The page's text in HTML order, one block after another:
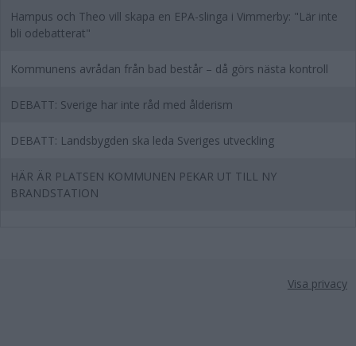
Hampus och Theo vill skapa en EPA-slinga i Vimmerby: "Lär inte
bli odebatterat"
Kommunens avrådan från bad består – då görs nästa kontroll
DEBATT: Sverige har inte råd med ålderism
DEBATT: Landsbygden ska leda Sveriges utveckling
HÄR ÄR PLATSEN KOMMUNEN PEKAR UT TILL NY
BRANDSTATION
Visa privacy